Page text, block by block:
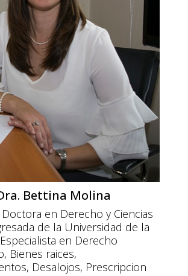
Bettina Molina
en Derecho y Ciencias
de la Universidad de la
en Derecho
Bienes raices,
Desalojos, Prescripcion